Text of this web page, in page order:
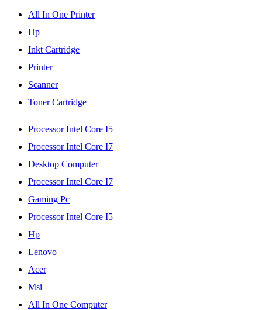
All In One Printer
Hp
Inkt Cartridge
Printer
Scanner
Toner Cartridge
Processor Intel Core I5
Processor Intel Core I7
Desktop Computer
Processor Intel Core I7
Gaming Pc
Processor Intel Core I5
Hp
Lenovo
Acer
Msi
All In One Computer